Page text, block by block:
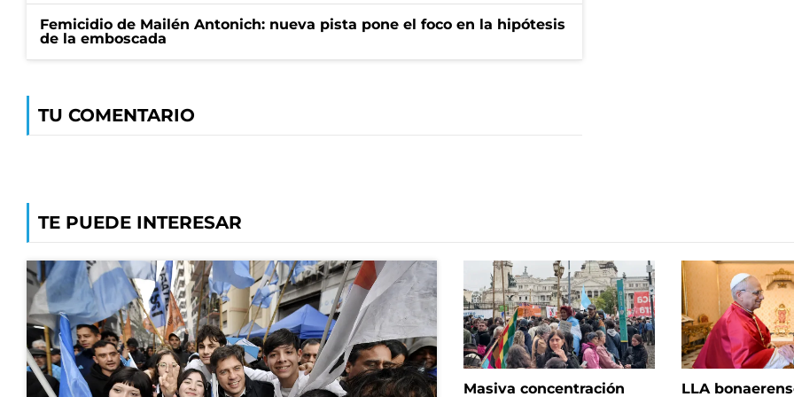
Femicidio de Mailén Antonich: nueva pista pone el foco en la hipótesis
de la emboscada
TU COMENTARIO
TE PUEDE INTERESAR
Masiva concentración LLA